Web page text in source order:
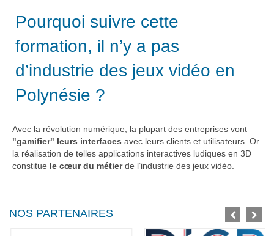
Pourquoi suivre cette
formation, il n’y a pas
d’industrie des jeux vidéo en
Polynésie ?
Avec la révolution numérique, la plupart des entreprises vont
"gamifier" leurs interfaces avec leurs clients et utilisateurs. Or
la réalisation de telles applications interactives ludiques en 3D
constitue le cœur du métierde l’industrie des jeux vidéo.
NOS PARTENAIRES